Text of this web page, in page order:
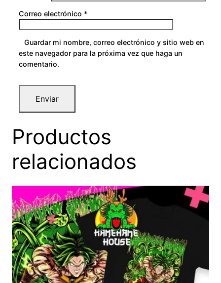
Correo electrónico *
Guardar mi nombre, correo electrónico y sitio web en
este navegador para la próxima vez que haga un
comentario.
Productos
relacionados